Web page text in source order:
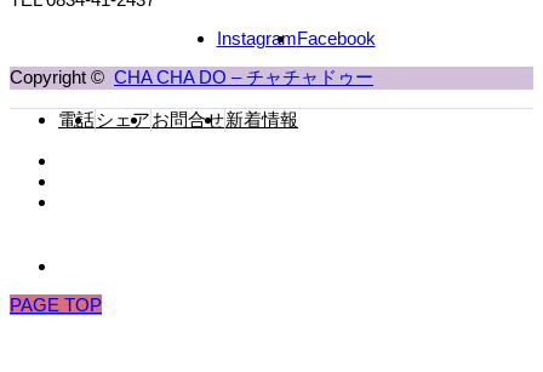
Facebook
Instagram
Copyright © CHA CHA DO – チャチャドゥー
電話シェアお問合せ新着情報
PAGE TOP